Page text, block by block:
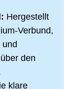
Hergestellt
Verbund,
den
klare